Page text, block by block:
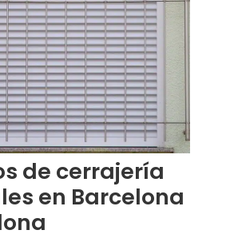
de cerrajería
en Barcelona